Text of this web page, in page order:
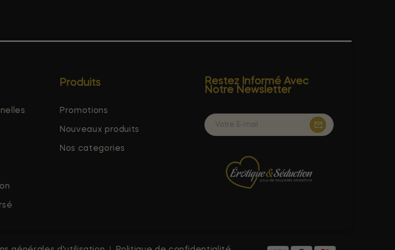
Produits
Promotions
Nouveaux produits
Nos categories
Restez Informé Avec
Notre Newsletter